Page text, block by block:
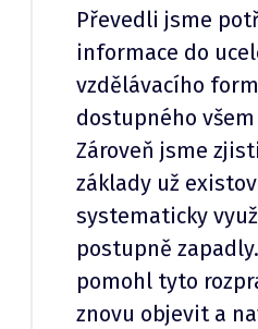
Převedli jsme
informace do
vzdělávacího
dostupného
Zároveň jsme
základy už
systematicky
postupně
pomohl tyto
znovu objevit a